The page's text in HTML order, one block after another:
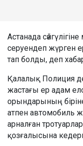
Астанада
серуендеп жүрген
тап болды, деп
Қалалық Полиция
жастағы ер адам
орындарының
атпен автомобиль
арналған
қозғалысына